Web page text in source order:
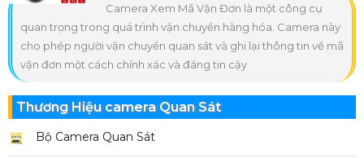
Camera Xem Mã Vận Đơn là một công cụ
quan trọng trong quá trình vận chuyển hàng hóa. Camera này
cho phép người vận chuyển quan sát và ghi lại thông tin về mã
vận đơn một cách chính xác và đáng tin cậy
Thương Hiệu camera Quan Sát
Bộ Camera Quan Sát